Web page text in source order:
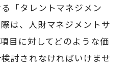
「タレントマネジメン
は、人財マネジメントサ
目に対してどのような価
討されなければいけませ